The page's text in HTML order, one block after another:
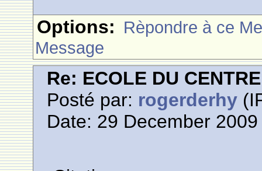
Options: Rèpondre à ce
Message
Re: ECOLE DU
Posté par: rogerderhy
Date: 29 December